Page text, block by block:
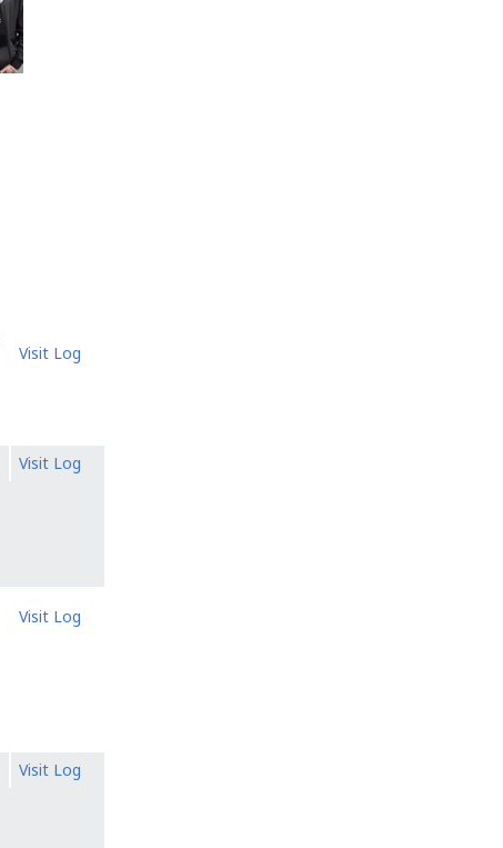
Visit Log
Visit Log
Visit Log
Visit Log